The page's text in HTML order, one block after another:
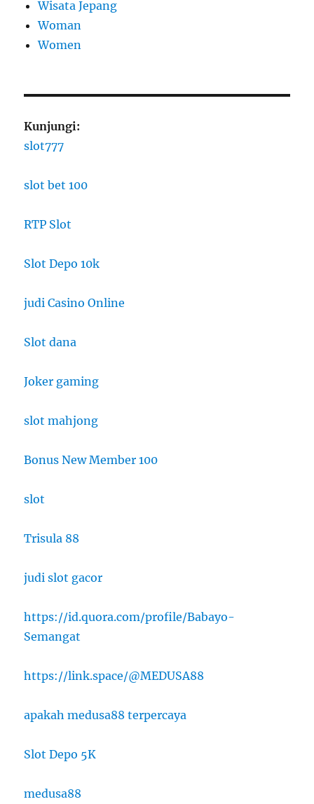
Wisata Jepang
Woman
Women
Kunjungi:
slot777
slot bet 100
RTP Slot
Slot Depo 10k
judi Casino Online
Slot dana
Joker gaming
slot mahjong
Bonus New Member 100
slot
Trisula 88
judi slot gacor
https://id.quora.com/profile/Babayo-
Semangat
https://link.space/@MEDUSA88
apakah medusa88 terpercaya
Slot Depo 5K
medusa88